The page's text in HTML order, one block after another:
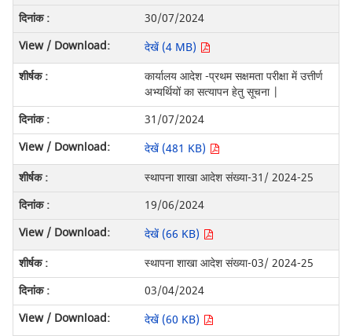
30/07/2024
देखें (4 MB)
कार्यालय आदेश -प्रथम सक्षमता परीक्षा में उत्तीर्ण
अभ्यर्थियों का सत्यापन हेतु सूचना |
31/07/2024
देखें (481 KB)
स्थापना शाखा आदेश संख्या-31/ 2024-25
19/06/2024
देखें (66 KB)
स्थापना शाखा आदेश संख्या-03/ 2024-25
03/04/2024
देखें (60 KB)